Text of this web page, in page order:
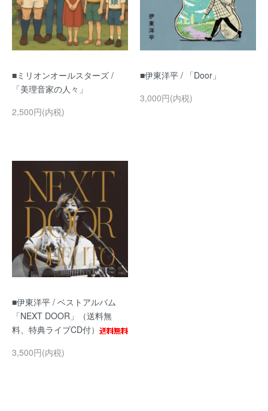
■ミリオンオールスターズ /
「美理音家の人々」
2,500円(内税)
■伊東洋平 / 「Door」
3,000円(内税)
■伊東洋平 / ベストアルバム
「NEXT DOOR」（送料無
料、特典ライブCD付）
3,500円(内税)